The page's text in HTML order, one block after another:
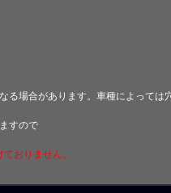
場合があります。車種によっては
すので
おりません。